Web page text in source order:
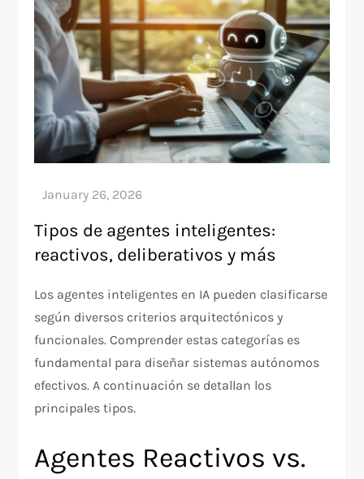
Tipos de agentes inteligentes:
reactivos, deliberativos y más
Los agentes inteligentes en IA pueden clasificarse
según diversos criterios arquitectónicos y
funcionales. Comprender estas categorías es
fundamental para diseñar sistemas autónomos
efectivos. A continuación se detallan los
principales tipos.
Agentes Reactivos vs.